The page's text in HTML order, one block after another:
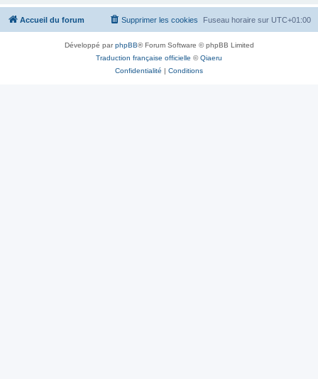
Accueil du forum Fuseau horaire sur UTC+01:00
Supprimer les cookies
Développé parphpBB® Forum Software © phpBB Limited
Traduction française officielle ©Qiaeru
Confidentialité | Conditions